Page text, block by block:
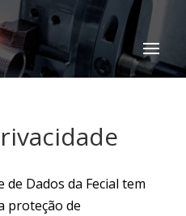
de Dados da Fecial tem
proteção de